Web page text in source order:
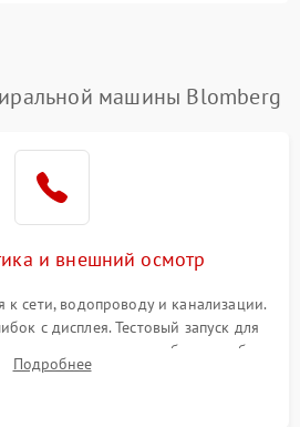
машины Blomberg
и внешний осмотр
сети, водопроводу и канализации.
с дисплея. Тестовый запуск для
шумов, протечек или сбоев в работе
модуля управления.
Подробнее